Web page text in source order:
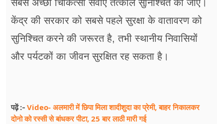
सबसे अच्छी चिकित्सा सेवाएं तत्काल सुनिश्चित की जाएं।
केंद्र की सरकार को सबसे पहले सुरक्षा के वातावरण को
सुनिश्चित करने की जरूरत है, तभी स्थानीय निवासियों
और पर्यटकों का जीवन सुरक्षित रह सकता है।
पढ़ें :- Video- अलमारी में छिपा मिला शादीशुदा का प्रेमी, बाहर निकालकर
दोनो को रस्सी से बांधकर पीटा, 25 बार लाठी मारी गई